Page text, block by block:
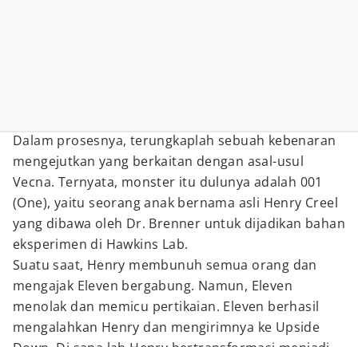
Dalam prosesnya, terungkaplah sebuah kebenaran
mengejutkan yang berkaitan dengan asal-usul
Vecna. Ternyata, monster itu dulunya adalah 001
(One), yaitu seorang anak bernama asli Henry Creel
yang dibawa oleh Dr. Brenner untuk dijadikan bahan
eksperimen di Hawkins Lab.
Suatu saat, Henry membunuh semua orang dan
mengajak Eleven bergabung. Namun, Eleven
menolak dan memicu pertikaian. Eleven berhasil
mengalahkan Henry dan mengirimnya ke Upside